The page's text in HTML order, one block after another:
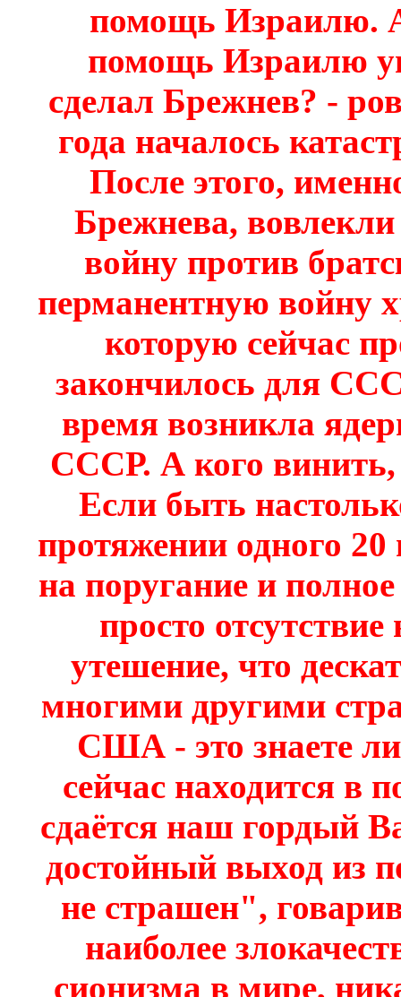
помощь Израилю.
помощь Израилю
сделал Брежнев? -
года началось
После этого,
Брежнева,
войну против
перманентную войну
которую сейчас
закончилось для
время возникла
СССР. А кого винить,
Если быть
протяжении одного 20
на поругание и
просто
утешение, что
многими другими
США - это знаете
сейчас находится в
сдаётся наш гордый
достойный выход из
не страшен",
наиболее
сионизма в мире,